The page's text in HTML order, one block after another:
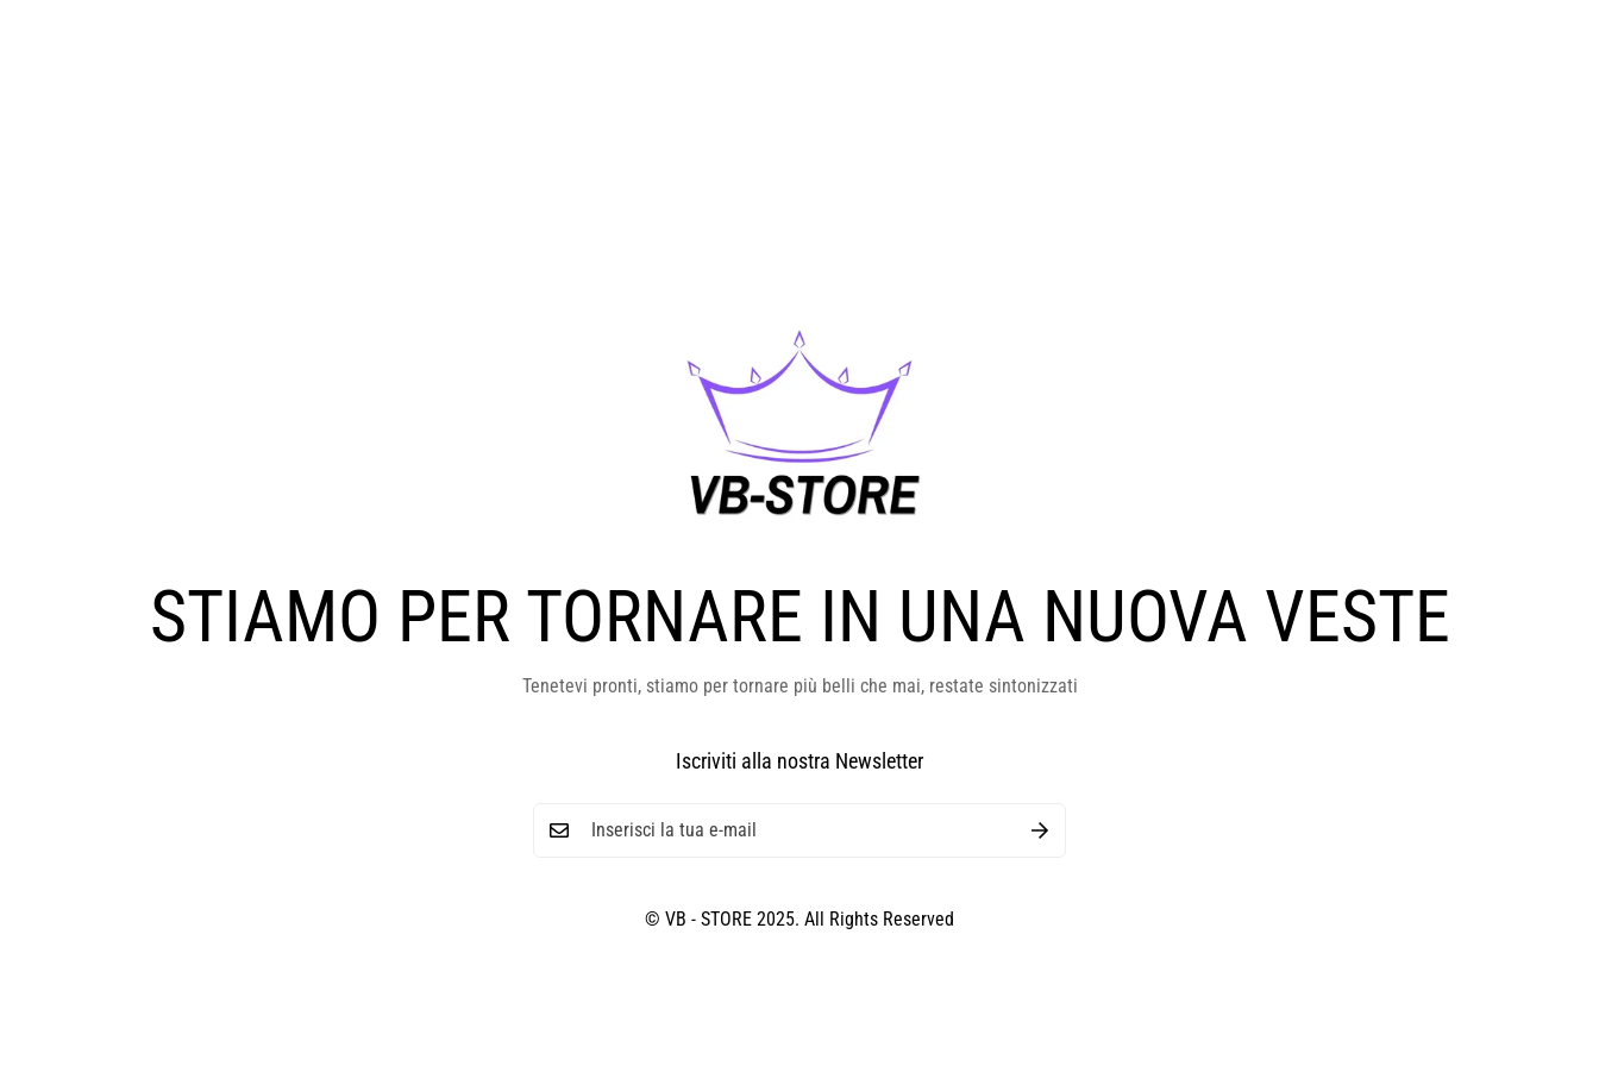
STIAMO PER TORNARE IN UNA NUOVA VESTE
Tenetevi pronti, stiamo per tornare più belli che mai, restate sintonizzati
Iscriviti alla nostra Newsletter
© VB - STORE 2025. All Rights Reserved